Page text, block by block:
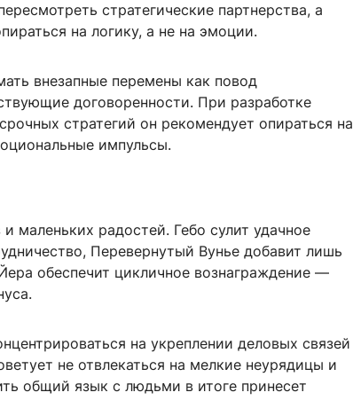
стратегические партнерства, а
на логику, а не на эмоции.
внезапные перемены как повод
договоренности. При разработке
стратегий он рекомендует опираться на
импульсы.
маленьких радостей. Гебо сулит удачное
Перевернутый Вунье добавит лишь
обеспечит цикличное вознаграждение —
на укреплении деловых связей
не отвлекаться на мелкие неурядицы и
общий язык с людьми в итоге принесет